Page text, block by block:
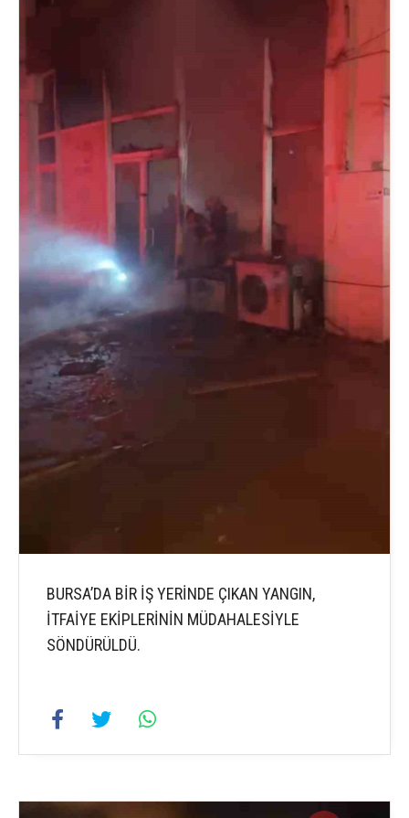
BURSA’DA BİR İŞ YERİNDE ÇIKAN YANGIN,
İTFAİYE EKİPLERİNİN MÜDAHALESİYLE
SÖNDÜRÜLDÜ.